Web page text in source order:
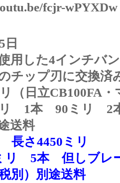
fcjr-wPYXDw
日
用した4インチバ
チップ刃に交換済
（日立CB100FA
1本 90ミリ 2
送料
長さ4450ミリ
リ 5本 但しブレ
別）別途送料